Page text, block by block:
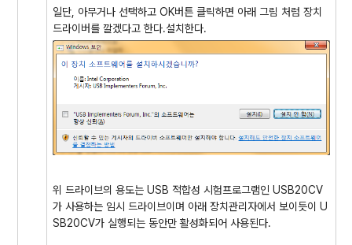
일단, 아무거나 선택하고 OK버튼 클릭하면 아래 그림 처럼 장치
드라이버를 깔겠다고 한다.설치한다.
위 드라이브의 용도는 USB 적합성 시험프로그램인 USB20CV
가 사용하는 임시 드라이브이며 아래 장치관리자에서 보이듯이 U
SB20CV가 실행되는 동안만 활성화되어 사용된다.